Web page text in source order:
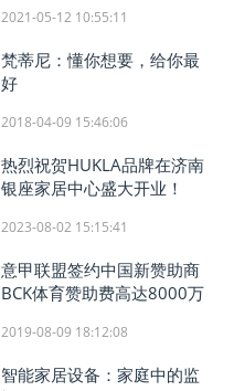
2021-05-12 10:55:11
梵蒂尼：懂你想要，给你最
好
2018-04-09 15:46:06
热烈祝贺HUKLA品牌在济南
银座家居中心盛大开业！
2023-08-02 15:15:41
意甲联盟签约中国新赞助商
BCK体育赞助费高达8000万
2019-08-09 18:12:08
智能家居设备：家庭中的监